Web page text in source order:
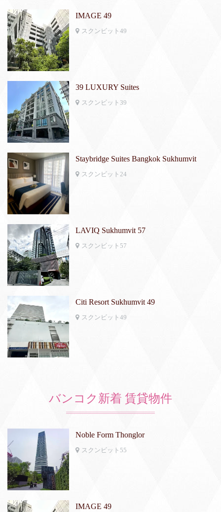
IMAGE 49
スクンビット49
39 LUXURY Suites
スクンビット39
Staybridge Suites Bangkok Sukhumvit
スクンビット24
LAVIQ Sukhumvit 57
スクンビット57
Citi Resort Sukhumvit 49
スクンビット49
バンコク新着 賃貸物件
Noble Form Thonglor
スクンビット55
IMAGE 49